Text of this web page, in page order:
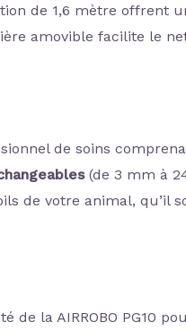
de 1,6 mètre offrent
amovible facilite le
de soins
(de 3 mm à
de votre animal, qu’il
la AIRROBO PG10